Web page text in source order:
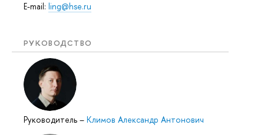
E-mail: ling@hse.ru
РУКОВОДСТВО
Руководитель – Климов Александр Антонович